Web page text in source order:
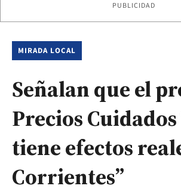
PUBLICIDAD
MIRADA LOCAL
Señalan que el
Precios Cuidados
tiene efectos
Corrientes”